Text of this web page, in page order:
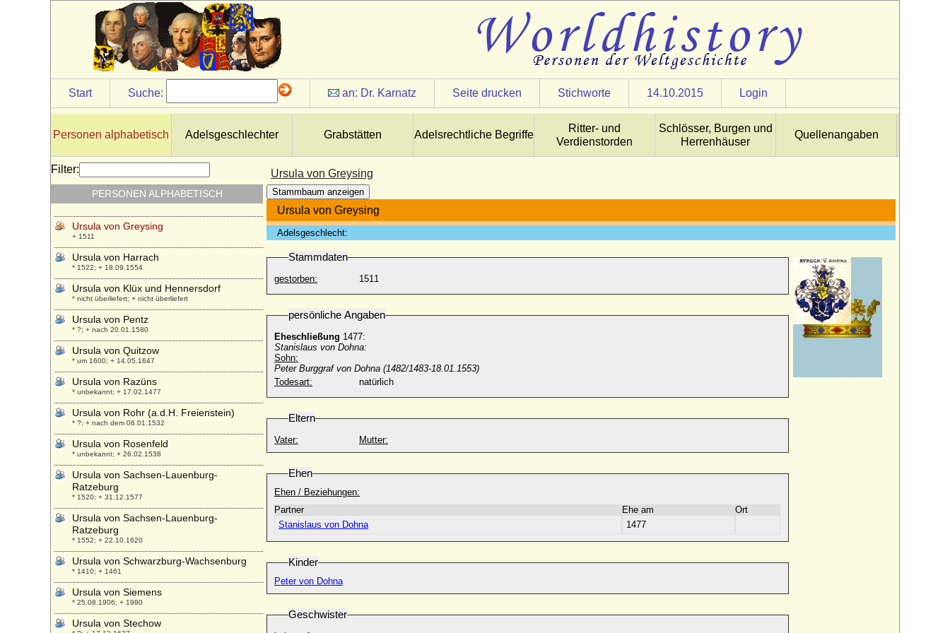
Start Suche: an: Dr. Karnatz Seite drucken Stichworte 14.10.2015 Login
Personen alphabetisch Adelsgeschlechter Grabstätten Adelsrechtliche Begriffe
Ritter- und
Verdienstorden
Schlösser, Burgen und
Herrenhäuser
Quellenangaben
Ursula von Greysing
Stammbaum anzeigen
Ursula von Greysing
Adelsgeschlecht:
Stammdaten
gestorben: 1511
persönliche Angaben
Eheschließung 1477:
Stanislaus von Dohna:
Sohn:
Peter Burggraf von Dohna (1482/1483-18.01.1553)
Todesart:
natürlich
Eltern
Vater: Mutter:
Ehen
Ehen / Beziehungen:
Partner
Ehe am
Ort
Stanislaus von Dohna
1477
Kinder
Peter von Dohna
Geschwister
Filter:
PERSONEN ALPHABETISCH
Baden-Hochberg)
Ursula von Bassewitz
* vor 1510; + vor 1556
Ursula von Brandenburg
* 17.10.1488; + 18.09.1510
Ursula von Brandenburg
Ursula von Burgsdorff
* 1551; + 1596
Ursula von der Pfalz-Veldenz-Lützelstein
* 24.02.1572; + 05.03.1635
Ursula von Daun-Kyrburg und Salm
* um 1515; + 24.07.1601
Ursula von Greysing
+ 1511
Ursula von Harrach
* 1522; + 18.09.1554
Ursula von Klüx und Hennersdorf
* nicht überliefert; + nicht überliefert
Ursula von Pentz
* ?; + nach 20.01.1580
Ursula von Quitzow
* um 1600; + 14.05.1647
Ursula von Razüns
* unbekannt; + 17.02.1477
Ursula von Rohr (a.d.H. Freienstein)
* ?; + nach dem 06.01.1532
Ursula von Rosenfeld
* unbekannt; + 26.02.1538
Ursula von Sachsen-Lauenburg-
Ratzeburg
* 1520; + 31.12.1577
Ursula von Sachsen-Lauenburg-
Ratzeburg
* 1552; + 22.10.1620
Ursula von Schwarzburg-Wachsenburg
* 1410; + 1461
Ursula von Siemens
* 25.08.1906; + 1980
Ursula von Stechow